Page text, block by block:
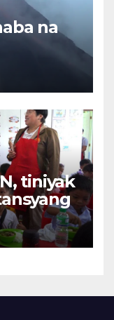
na
tiniyak